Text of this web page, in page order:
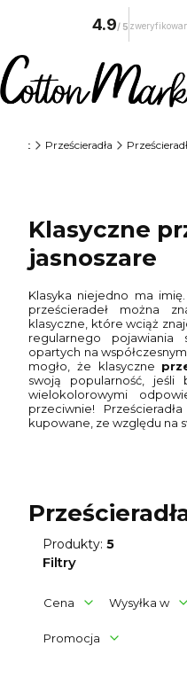
Prześcieradła
Klasyczne
jasnoszare
Klasyka niejedno ma
prześcieradeł można
klasyczne, które wciąż
regularnego pojawiania
opartych na
mogło, że klasyczne
swoją popularność, jeśli
wielokolorowymi
przeciwnie!
kupowane, ze względu na
Produkty: 5
Filtry
Cena Wysyłka w
Promocja
4.9/ 5